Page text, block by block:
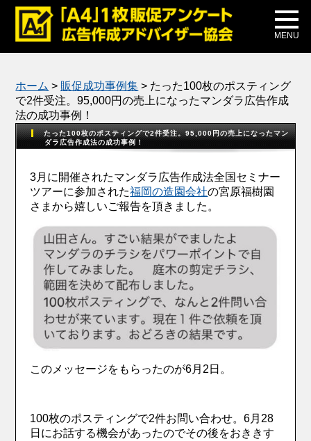
MENU
メディア掲載
公式ブログ
ホーム > 販促成功事例集 > たった100枚のポスティング
で2件受注。95,000円の売上になったマンダラ広告作成
法の成功事例！
たった100枚のポスティングで2件受注。95,000円の売上になったマン
ダラ広告作成法の成功事例！
3月に開催されたマンダラ広告作成法全国セミナー
ツアーに参加された福岡の造園会社の宮原福樹園
さまから嬉しいご報告を頂きました。
このメッセージをもらったのが6月2日。
100枚のポスティングで2件お問い合わせ。6月28
日にお話する機会があったのでその後をおききす